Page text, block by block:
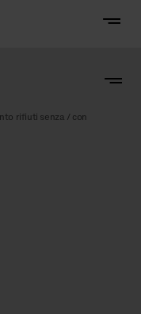
rifiuti senza / con